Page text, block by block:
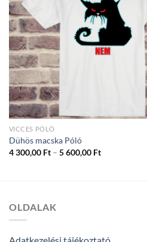
VICCES PÓLÓ
Dühös macska Póló
4 300,00 Ft – 5 600,00 FtÁrtartomány:
OLDALAK